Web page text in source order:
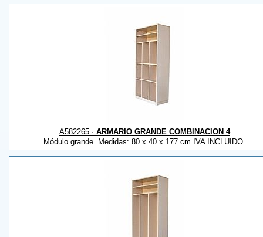
A582265 · ARMARIO GRANDE COMBINACION 4
Módulo grande. Medidas: 80 x 40 x 177 cm.IVA INCLUIDO.